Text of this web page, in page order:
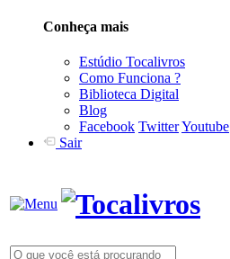
Conheça mais
Estúdio Tocalivros
Como Funciona ?
Biblioteca Digital
Blog
Facebook TwitterYoutube
Sair